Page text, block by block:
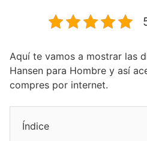
Aquí te vamos a mostrar las
Hansen para Hombre y así
compres por internet.
Índice